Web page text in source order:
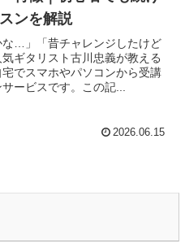
ンを解説
…」「昔チャレンジしたけど
ギタリスト古川忠義が教える
でスマホやパソコンから受講
ービスです。この記...
2026.06.15